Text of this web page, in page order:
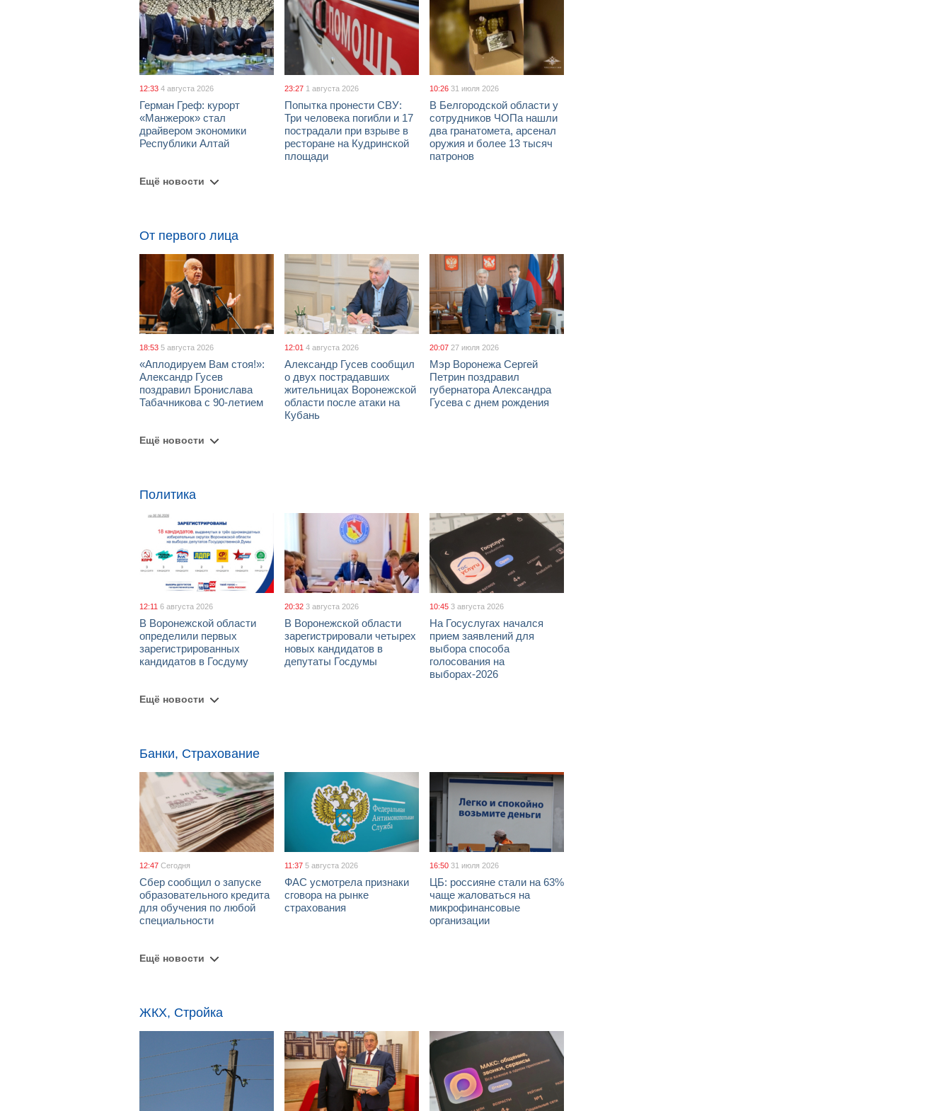
12:33 4 августа 2026
Герман Греф: курорт
«Манжерок» стал
драйвером экономики
Республики Алтай
23:27 1 августа 2026
Попытка пронести СВУ:
Три человека погибли и 17
пострадали при взрыве в
ресторане на Кудринской
площади
10:26 31 июля 2026
В Белгородской области у
сотрудников ЧОПа нашли
два гранатомета, арсенал
оружия и более 13 тысяч
патронов
Ещё новости
От первого лица
18:53 5 августа 2026
«Аплодируем Вам стоя!»:
Александр Гусев
поздравил Бронислава
Табачникова с 90-летием
12:01 4 августа 2026
Александр Гусев сообщил
о двух пострадавших
жительницах Воронежской
области после атаки на
Кубань
20:07 27 июля 2026
Мэр Воронежа Сергей
Петрин поздравил
губернатора Александра
Гусева с днем рождения
Ещё новости
Политика
12:11 6 августа 2026
В Воронежской области
определили первых
зарегистрированных
кандидатов в Госдуму
20:32 3 августа 2026
В Воронежской области
зарегистрировали четырех
новых кандидатов в
депутаты Госдумы
10:45 3 августа 2026
На Госуслугах начался
прием заявлений для
выбора способа
голосования на
выборах-2026
Ещё новости
Банки, Страхование
12:47 Сегодня
Сбер сообщил о запуске
образовательного кредита
для обучения по любой
специальности
11:37 5 августа 2026
ФАС усмотрела признаки
сговора на рынке
страхования
16:50 31 июля 2026
ЦБ: россияне стали на 63%
чаще жаловаться на
микрофинансовые
организации
Ещё новости
ЖКХ, Стройка